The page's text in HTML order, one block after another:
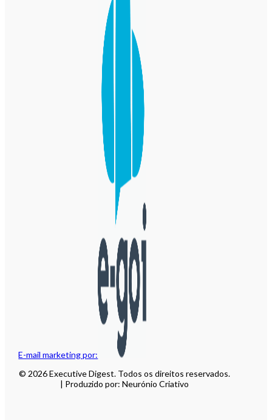
E-mail marketing por:
© 2026 Executive Digest. Todos os direitos reservados.
| Produzido por: Neurónio Criativo